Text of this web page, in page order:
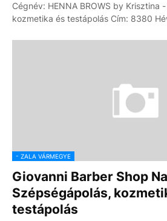
Cégnév: HENNA BROWS by Krisztina
kozmetika és testápolás Cím: 8380
- ZALA VÁRMEGYE
Giovanni Barber Shop
Szépségápolás,
testápolás